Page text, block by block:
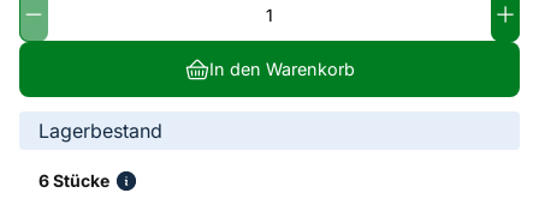
In den Warenkorb
Lagerbestand
6 Stücke